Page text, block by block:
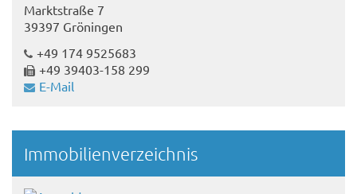
Marktstraße 7
39397 Gröningen
+49 174 9525683
+49 39403-158 299
E-Mail
Immobilienverzeichnis